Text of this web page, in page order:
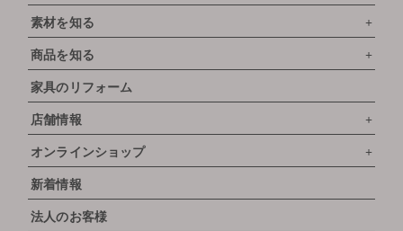
素材を知る
商品を知る
家具のリフォーム
店舗情報
オンラインショップ
新着情報
法人のお客様